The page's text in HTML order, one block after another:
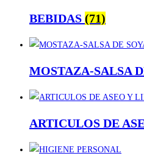
BEBIDAS (71)
MOSTAZA-SALSA
ARTICULOS DE